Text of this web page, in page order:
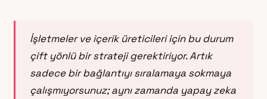
İşletmeler ve içerik üreticileri için bu durum
çift yönlü bir strateji gerektiriyor. Artık
sadece bir bağlantıyı sıralamaya sokmaya
çalışmıyorsunuz; aynı zamanda yapay zeka